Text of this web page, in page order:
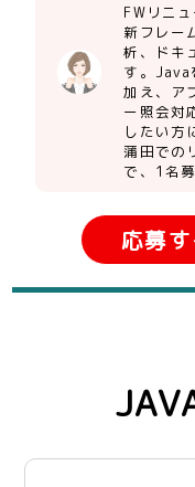
FWリニ
新フレー
析、ドキ
す。Java
加え、ア
ー照会対
したい方
蒲田での
で、1名
応募